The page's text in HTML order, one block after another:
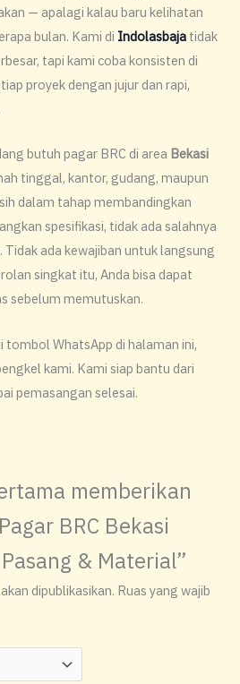
— apalagi kalau baru kelihatan
bulan. Kami di Indolasbaja tidak
tapi kami coba konsisten di
proyek dengan jujur dan rapi,
butuh pagar BRC di area Bekasi
tinggal, kantor, gudang, maupun
dalam tahap membandingkan
spesifikasi, tidak ada salahnya
Tidak ada kewajiban untuk langsung
singkat itu, Anda bisa dapat
sebelum memutuskan.
tombol WhatsApp di halaman ini,
kami. Kami siap bantu dari
pemasangan selesai.
memberikan
BRC Bekasi
& Material”
dipublikasikan. Ruas yang wajib